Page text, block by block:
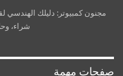
مجنون كمبيوتر: دليلك الهندسي
شراء،
صفحات مهمة